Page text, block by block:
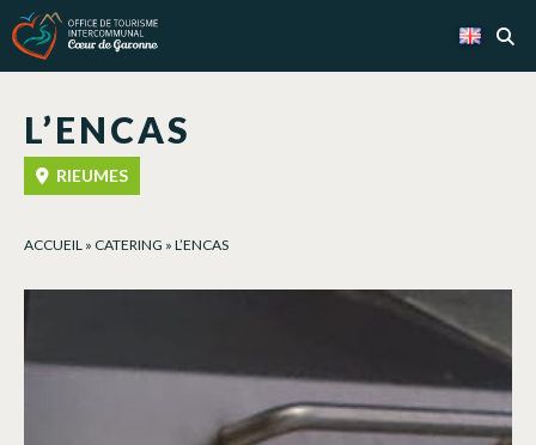
L’ENCAS
RIEUMES
ACCUEIL » CATERING » L’ENCAS
Cookies management panel